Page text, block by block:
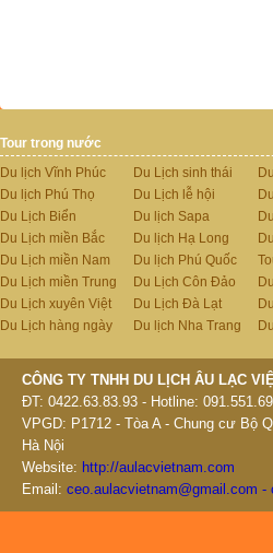
Tour trong nước
Du lịch Vĩnh Phúc
Du lịch Phú Thọ
Du Lịch Biển
Du Lịch miền Bắc
Du Lịch miền Nam
Du Lịch miền Trung
Du Lịch xuyên Việt
Du Lịch hàng ngày
Du Lịch sinh thái
Du Lịch lễ hội
Du lịch Sapa
Du lịch Hạ Long
Du lịch Phú Quốc
Du Lịch Côn Đảo
Du Lịch Đà Lạt
Du lịch Nha Trang
CÔNG TY TNHH DU LỊCH ÂU LẠC
ĐT: 0422.63.83.93 - Hotline:
VPGD: P1712 - Tòa A - Chung cư Bộ
Hà Nội
Website: http://aulacvietnam.com
Email: ceo.aulacvietnam@gmail.com